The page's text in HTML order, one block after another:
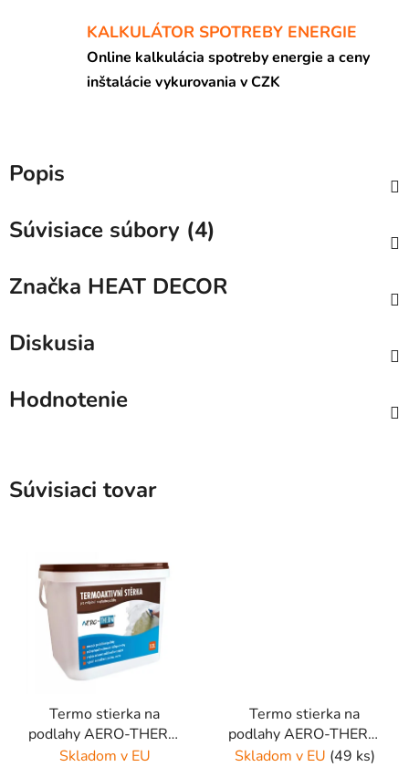
KALKULÁTOR SPOTREBY ENERGIE
Online kalkulácia spotreby energie a ceny
inštalácie vykurovania v CZK
Popis
Súvisiace súbory (4)
Značka HEAT DECOR
Diskusia
Hodnotenie
Súvisiaci tovar
Termo stierka na
podlahy AERO-THERM
FLOOR 12L
Skladom v EU
Termo stierka na
podlahy AERO-THERM
FLOOR 30L
Skladom v EU (49 ks)